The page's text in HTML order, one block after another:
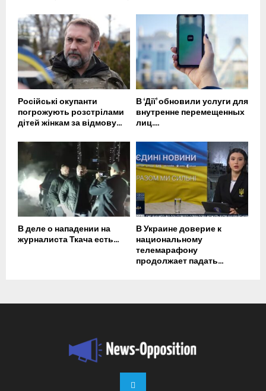
Російські окупанти
погрожують розстрілами
дітей жінкам за відмову...
В ‘Дії’ обновили услуги для
внутренне перемещенных
лиц....
В деле о нападении на
журналиста Ткача есть...
В Украине доверие к
национальному
телемарафону
продолжает падать...